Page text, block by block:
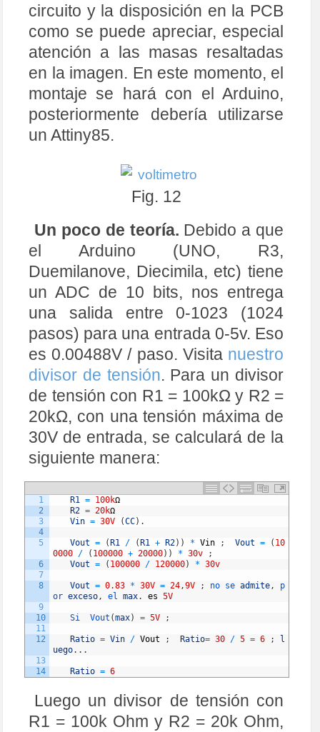
circuito y la disposición en la PCB
como se puede apreciar, especial
atención a las masas resaltadas
en la imagen. En este momento, el
montaje se hará con el Arduino,
posteriormente debería utilizarse
un Attiny85.
Fig. 12
Un poco de teoría. Debido a que
el Arduino (UNO, R3,
Duemilanove, Diecimila, etc) tiene
un ADC de 10 bits, nos entrega
una salida entre 0-1023 (1024
pasos) para una entrada 0-5v. Eso
es 0.00488V / paso. Visita nuestro
divisor de tensión. Para un divisor
de tensión con R1 = 100kΩ y R2 =
20kΩ, con una tensión máxima de
30V de entrada, se calculará de la
siguiente manera:
1
2
3
4
5
6
7
8
9
10
11
12
13
14
R1 = 100kΩ
R2 = 20kΩ
Vin = 30V (CC) .
Vout = ( R1 / ( R1 + R2) ) * Vin ; Vout = ( 10
0000 / ( 100000 + 20000) ) * 30v
;
Vout = ( 100000 / 120000) * 30v
Vout = 0.83 * 30V = 24,9V ; no se admite,
p
or exceso, el max. es 5V
Si Vout (max) = 5V ;
Ratio = Vin / Vout ; Ratio= 30 / 5 = 6 ;
l
uego. . .
Ratio = 6
Luego un divisor de tensión con
R1 = 100k Ohm y R2 = 20k Ohm,